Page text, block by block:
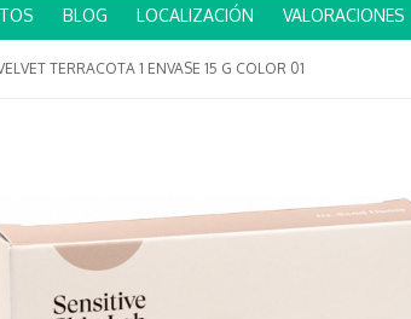
BLOG LOCALIZACIÓN VALORACIONES
TERRACOTA 1 ENVASE 15 G COLOR 01